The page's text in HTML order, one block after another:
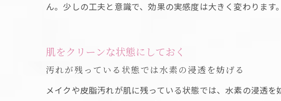
ん。少しの工夫と意識で、効果の実感度は大きく変わります
肌をクリーンな状態にしておく
汚れが残っている状態では水素の浸透を妨げる
メイクや皮脂汚れが肌に残っている状態では、水素の浸透